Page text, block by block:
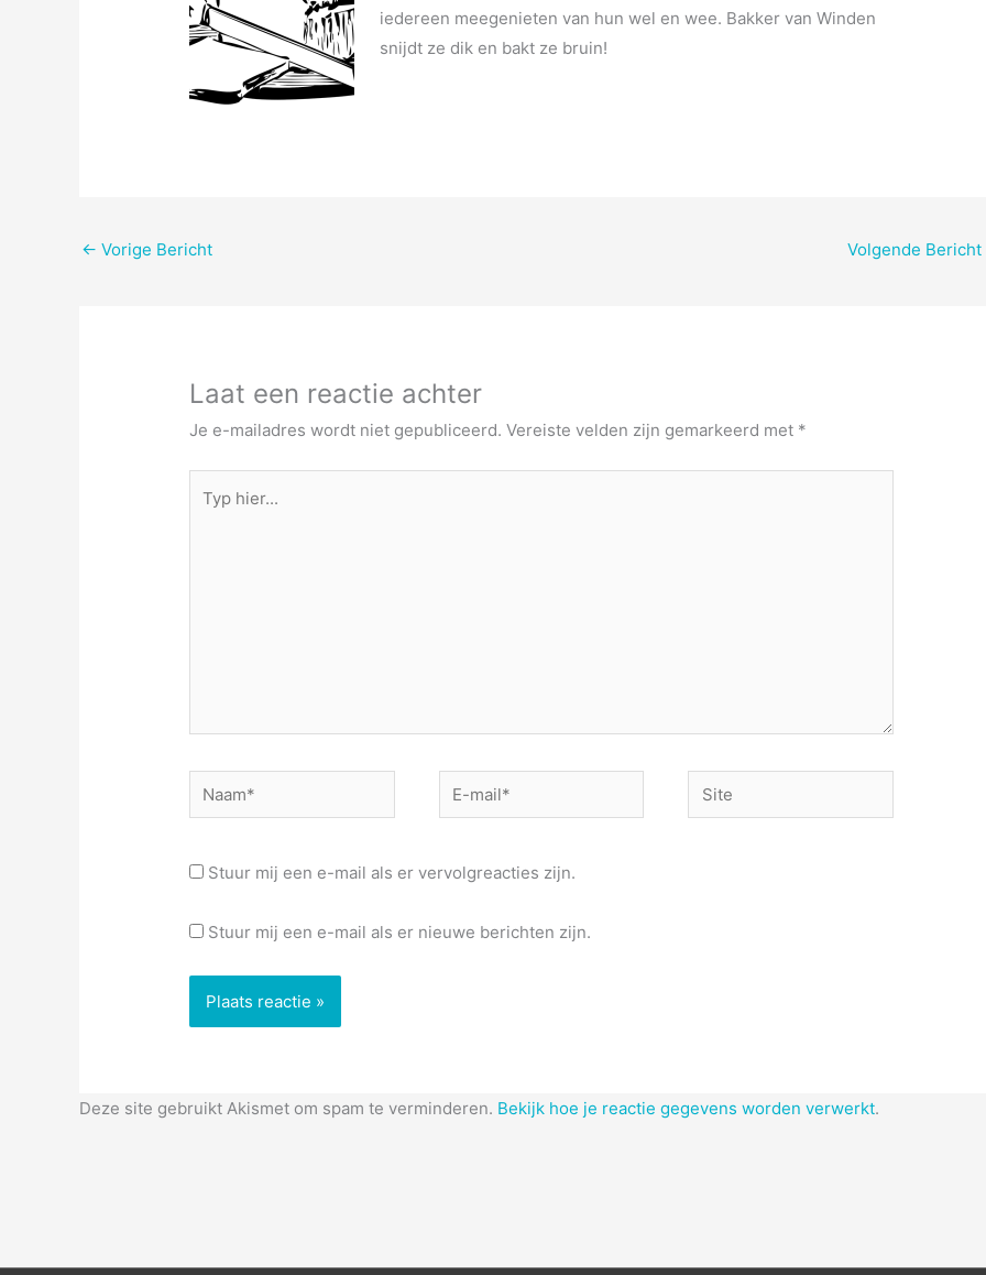
iedereen meegenieten van hun wel en wee. Bakker van Winden
snijdt ze dik en bakt ze bruin!
← Vorige Bericht Volgende Bericht
Laat een reactie achter
Je e-mailadres wordt niet gepubliceerd. Vereiste velden zijn gemarkeerd met *
hier...
Naam*
E-
mail*
Site
Stuur mij een e-mail als er vervolgreacties zijn.
Stuur mij een e-mail als er nieuwe berichten zijn.
Deze site gebruikt Akismet om spam te verminderen. Bekijk hoe je reactie gegevens worden verwerkt.